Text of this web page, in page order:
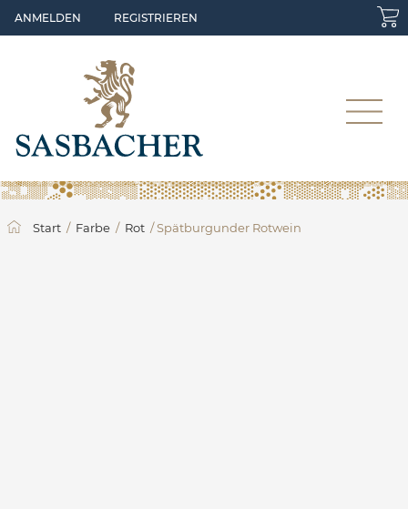
Skip to main content
ANMELDEN REGISTRIEREN
Start / Farbe / Rot / Spätburgunder Rotwein